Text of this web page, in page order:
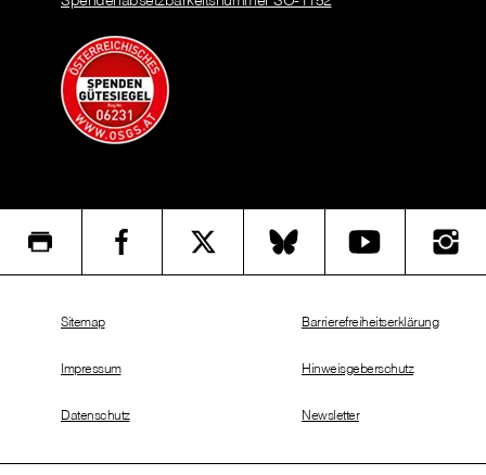
Sitemap
Impressum
Datenschutz
Barrierefreiheitserklärung
Hinweisgeberschutz
Newsletter